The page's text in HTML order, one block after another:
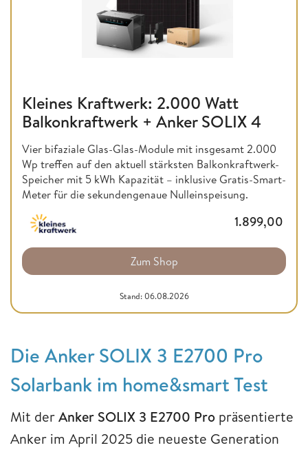
Kleines Kraftwerk: 2.000 Watt
Balkonkraftwerk + Anker SOLIX 4
Vier bifaziale Glas-Glas-Module mit insgesamt 2.000
Wp treffen auf den aktuell stärksten Balkonkraftwerk-
Speicher mit 5 kWh Kapazität – inklusive Gratis-Smart-
Meter für die sekundengenaue Nulleinspeisung.
1.899,00
Zum Shop
Stand: 06.08.2026
Die Anker SOLIX 3 E2700 Pro
Solarbank im home&smart Test
Mit derAnker SOLIX 3 E2700 Pro präsentierte
Anker im April 2025 die neueste Generation